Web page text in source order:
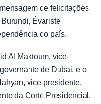
de felicitações
Évariste
do país.
Al Maktoum, vice-
de Dubai, e o
vice-presidente,
da Corte Presidencial,